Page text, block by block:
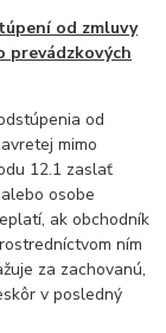
od zmluvy
prevádzkových
od
mimo
12.1 zaslať
osobe
ak obchodník
ním
za zachovanú,
v posledný